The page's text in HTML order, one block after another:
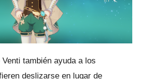
también ayuda a los
deslizarse en lugar de